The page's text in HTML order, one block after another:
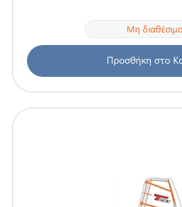
Μη διαθέσιμο
Προσθήκη στο